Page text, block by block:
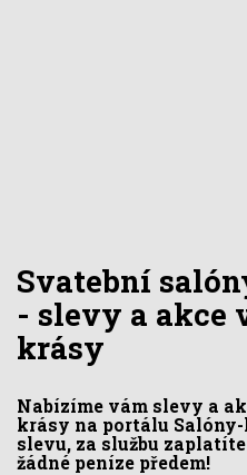
Svatební
- slevy a akce
krásy
Nabízíme vám slevy a
krásy na portálu
slevu, za službu
žádné peníze předem!